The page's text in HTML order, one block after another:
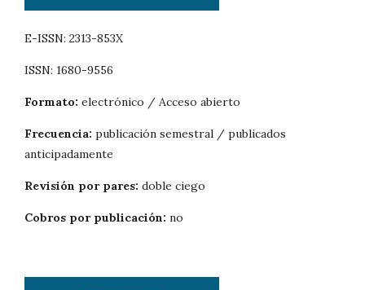
E-ISSN: 2313-853X
ISSN: 1680-9556
Formato: electrónico / Acceso abierto
Frecuencia: publicación semestral / publicados
anticipadamente
Revisión por pares: doble ciego
Cobros por publicación: no